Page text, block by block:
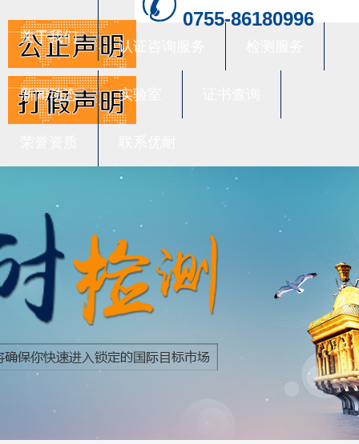
0755-86180996
关于我们
认证咨询服务
新闻动态 实验室